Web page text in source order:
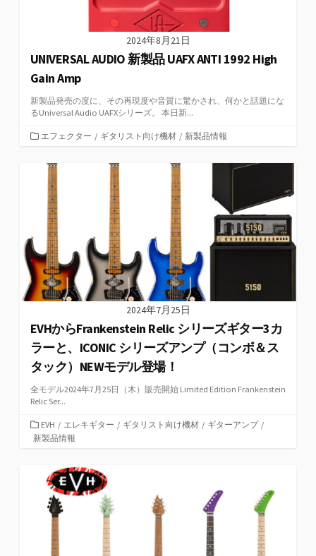
2024年8月21日
UNIVERSAL AUDIO 新製品 UAFX ANTI 1992 High
Gain Amp
新製品発売の度に、その再現度や音質に驚かされ、何かと話題にな
るUniversal Audio UAFXシリーズ。 本日新...
カエフェクター / ギタリスト向け機材 / 新製品情報
2024年7月25日
EVHからFrankenstein Relic シリーズギター3カ
ラーと、ICONIC シリーズアンプ（コンボ＆ス
タック）NEWモデル登場！
全モデル2024年7月25日（木）販売開始 Limited Edition Frankenstein
Relic Ser...
カ
テ
EVH / エレキギター / ギタリスト向け機材 / ギターアンプ /
新製品情報